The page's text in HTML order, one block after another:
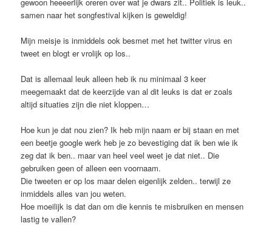
samen naar het songfestival kijken is geweldig!
Mijn meisje is inmiddels ook besmet met het twitter virus en
tweet en blogt er vrolijk op los..
Dat is allemaal leuk alleen heb ik nu minimaal 3 keer
meegemaakt dat de keerzijde van al dit leuks is dat er zoals
altijd situaties zijn die niet kloppen…
Hoe kun je dat nou zien? Ik heb mijn naam er bij staan en met
een beetje google werk heb je zo bevestiging dat ik ben wie ik
zeg dat ik ben.. maar van heel veel weet je dat niet.. Die
gebruiken geen of alleen een voornaam.
Die tweeten er op los maar delen eigenlijk zelden.. terwijl ze
inmiddels alles van jou weten.
Hoe moeilijk is dat dan om die kennis te misbruiken en mensen
lastig te vallen?